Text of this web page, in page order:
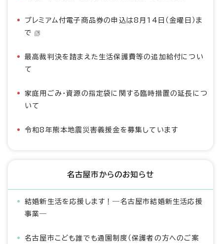
プレミアム付電子商品券の申込は8月14日（金曜日）ま
で
最高裁判決を踏まえた生活保護費等の追加給付につい
て
家庭用ごみ・資源の指定袋に関する臨時措置の延長につ
いて
令和8年熊本地震災害義援金を募集しています
名古屋市からのお知らせ
結婚新生活を応援します！―名古屋市結婚新生活応援
事業―
名古屋市こども誰でも通園制度（保護者の方へのご案